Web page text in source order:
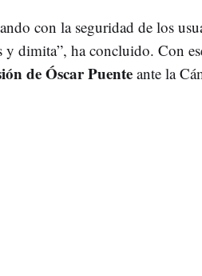
con la seguridad de los
y dimita”, ha concluido. Con
de Óscar Puenteante la